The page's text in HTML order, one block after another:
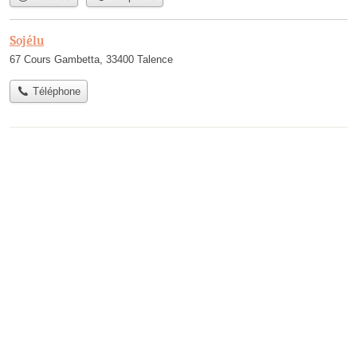
Sojélu
67 Cours Gambetta, 33400 Talence
Téléphone